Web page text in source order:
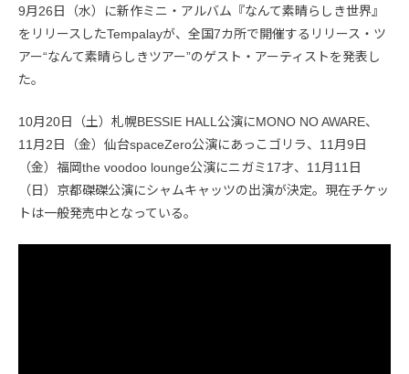
9月26日（水）に新作ミニ・アルバム『なんて素晴らしき世界』
をリリースしたTempalayが、全国7カ所で開催するリリース・ツ
アー“なんて素晴らしきツアー”のゲスト・アーティストを発表し
た。
10月20日（土）札幌BESSIE HALL公演にMONO NO AWARE、
11月2日（金）仙台spaceZero公演にあっこゴリラ、11月9日
（金）福岡the voodoo lounge公演にニガミ17才、11月11日
（日）京都磔磔公演にシャムキャッツの出演が決定。現在チケッ
トは一般発売中となっている。